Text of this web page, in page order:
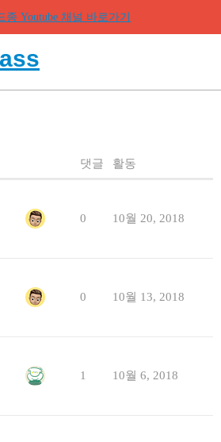
종 Youtube 채널 바로가기
댓글 활동
0 10월 20, 2018
0 10월 13, 2018
1 10월 6, 2018